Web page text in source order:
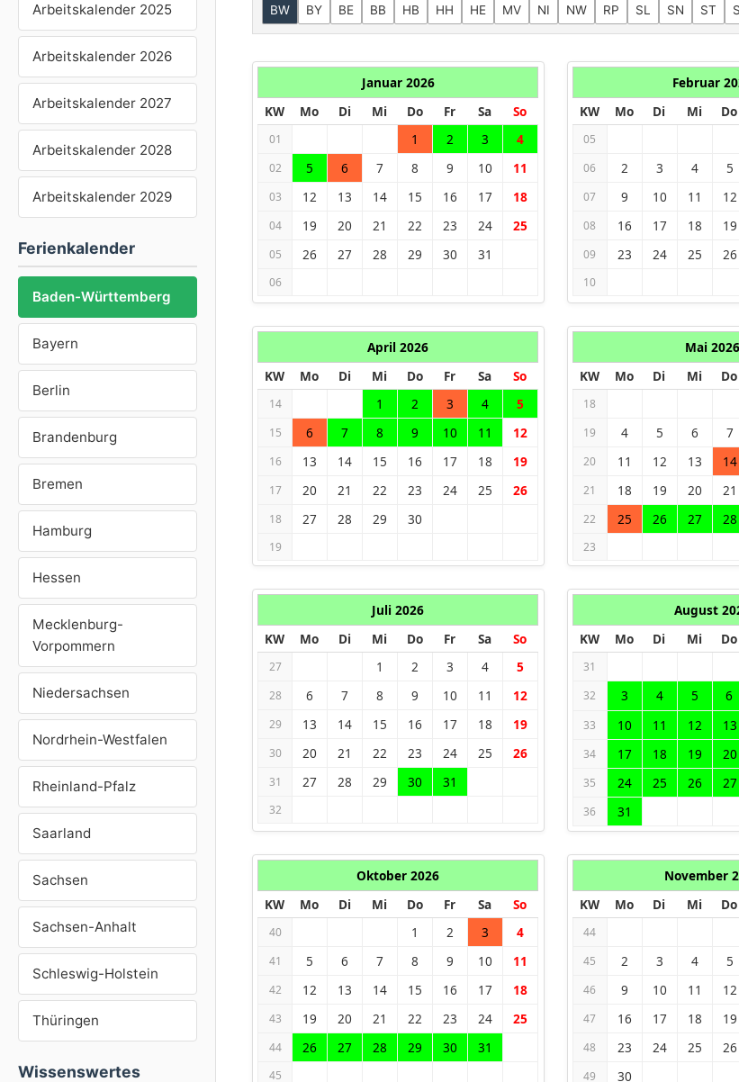
Arbeitskalender 2025
Arbeitskalender 2026
Arbeitskalender 2027
Arbeitskalender 2028
Arbeitskalender 2029
Ferienkalender
Baden-Württemberg
Bayern
Berlin
Brandenburg
Bremen
Hamburg
Hessen
Mecklenburg-
Vorpommern
Niedersachsen
Nordrhein-Westfalen
Rheinland-Pfalz
Saarland
Sachsen
Sachsen-Anhalt
Schleswig-Holstein
Thüringen
Wissenswertes
BW BY BE BB HB HH HE MV NI NW RP SL SN ST
Januar 2026
KW
Mo Di Mi Do Fr Sa So
01 1 2 3 4
02 5 6 7 8 9 10 11
03 12 13 14 15 16 17 18
04 19 20 21 22 23 24 25
05 26 27 28 29 30 31
06
Februar
KW
Mo Di Mi Do
05
06 2 3 4 5
07 9 10 11 12
08 16 17 18 19
09 23 24 25 26
10
April 2026
KW
Mo Di Mi Do Fr Sa So
14 1 2 3 4 5
15 6 7 8 9 10 11 12
16 13 14 15 16 17 18 19
17 20 21 22 23 24 25 26
18 27 28 29 30
19
Mai 2026
KW
Mo Di Mi Do
18
19 4 5 6 7
20 11 12 13 14
21 18 19 20 21
22 25 26 27 28
23
Juli 2026
KW
Mo Di Mi Do Fr Sa So
27 1 2 3 4 5
28 6 7 8 9 10 11 12
29 13 14 15 16 17 18 19
30 20 21 22 23 24 25 26
31 27 28 29 30 31
32
August
KW
Mo Di Mi Do
31
32 3 4 5 6
33 10 11 12 13
34 17 18 19 20
35 24 25 26 27
36 31
Oktober 2026
KW
Mo Di Mi Do Fr Sa So
40 1 2 3 4
41 5 6 7 8 9 10 11
42 12 13 14 15 16 17 18
43 19 20 21 22 23 24 25
44 26 27 28 29 30 31
45
November
KW
Mo Di Mi Do
44
45 2 3 4 5
46 9 10 11 12
47 16 17 18 19
48 23 24 25 26
49 30